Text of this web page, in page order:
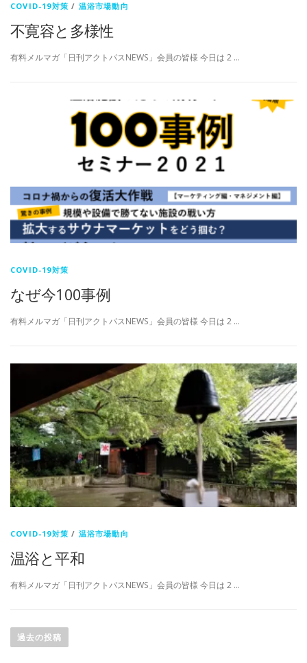
COVID-19対策 / 温浴市場動向
不寛容と多様性
有料メルマガ「日刊アクトパスNEWS」会員の皆様 今日は 2 …
COVID-19対策
なぜ今100事例
有料メルマガ「日刊アクトパスNEWS」会員の皆様 今日は 2 …
COVID-19対策 / 温浴市場動向
温浴と平和
有料メルマガ「日刊アクトパスNEWS」会員の皆様 今日は 2 …
稿
過去の投稿